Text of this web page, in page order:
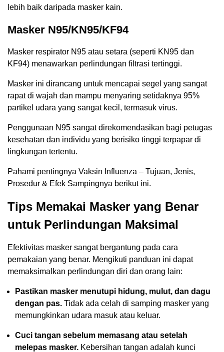
lebih baik daripada masker kain.
Masker N95/KN95/KF94
Masker respirator N95 atau setara (seperti KN95 dan
KF94) menawarkan perlindungan filtrasi tertinggi.
Masker ini dirancang untuk mencapai segel yang sangat
rapat di wajah dan mampu menyaring setidaknya 95%
partikel udara yang sangat kecil, termasuk virus.
Penggunaan N95 sangat direkomendasikan bagi petugas
kesehatan dan individu yang berisiko tinggi terpapar di
lingkungan tertentu.
Pahami pentingnya Vaksin Influenza – Tujuan, Jenis,
Prosedur & Efek Sampingnya berikut ini.
Tips Memakai Masker yang Benar
untuk Perlindungan Maksimal
Efektivitas masker sangat bergantung pada cara
pemakaian yang benar. Mengikuti panduan ini dapat
memaksimalkan perlindungan diri dan orang lain:
Pastikan masker menutupi hidung, mulut, dan dagu
dengan pas. Tidak ada celah di samping masker yang
memungkinkan udara masuk atau keluar.
Cuci tangan sebelum memasang atau setelah
melepas masker. Kebersihan tangan adalah kunci